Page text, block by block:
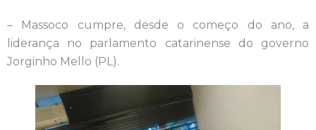
– Massoco cumpre, desde o começo do ano, a
liderança no parlamento catarinense do governo
Jorginho Mello (PL).